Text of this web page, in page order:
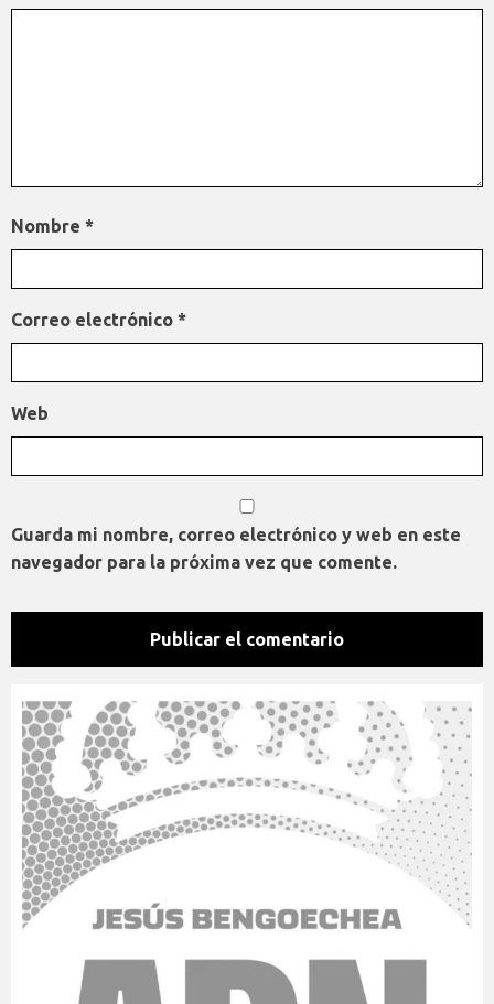
Nombre *
Correo electrónico *
Web
Guarda mi nombre, correo electrónico y web en este
navegador para la próxima vez que comente.